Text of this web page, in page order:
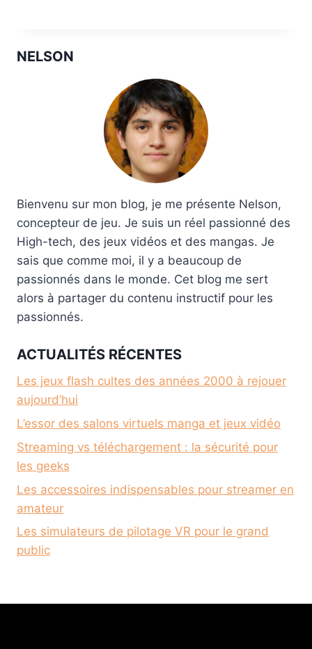
NELSON
Bienvenu sur mon blog, je me présente Nelson,
concepteur de jeu. Je suis un réel passionné des
High-tech, des jeux vidéos et des mangas. Je
sais que comme moi, il y a beaucoup de
passionnés dans le monde. Cet blog me sert
alors à partager du contenu instructif pour les
passionnés.
ACTUALITÉS RÉCENTES
Les jeux flash cultes des années 2000 à rejouer
aujourd’hui
L’essor des salons virtuels manga et jeux vidéo
Streaming vs téléchargement : la sécurité pour
les geeks
Les accessoires indispensables pour streamer en
amateur
Les simulateurs de pilotage VR pour le grand
public